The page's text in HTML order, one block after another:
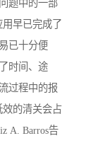
题中的一部
早已完成了
已十分便
时间、途
过程中的报
效的清关会占
A. Barros告